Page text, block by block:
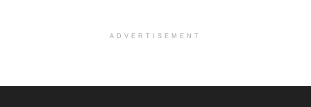
ADVERTISEMENT